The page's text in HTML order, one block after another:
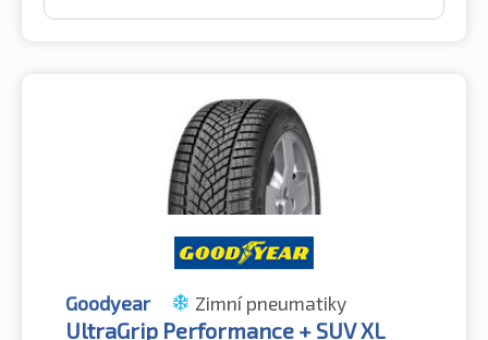
Goodyear Zimní pneumatiky
UltraGrip Performance + SUV XL